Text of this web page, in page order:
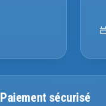
Paiement sécurisé